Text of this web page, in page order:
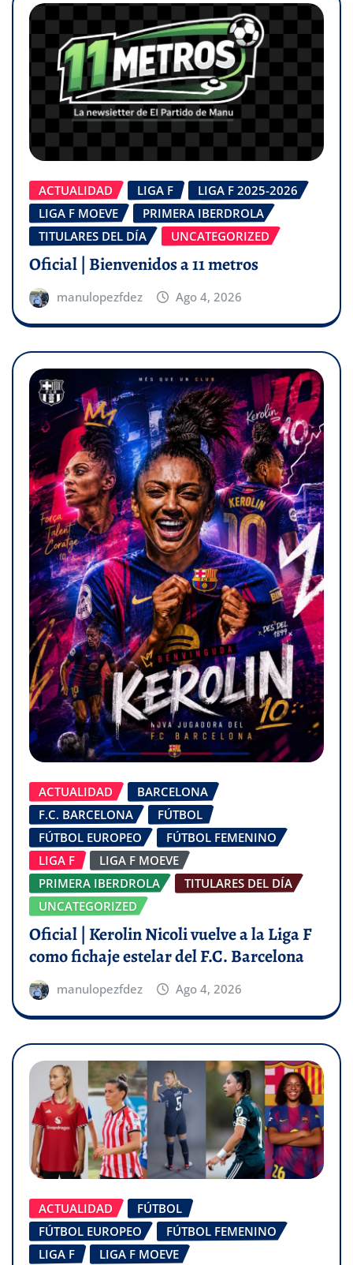
ACTUALIDAD LIGA F
LIGA F 2025-2026
LIGA F MOEVE
PRIMERA IBERDROLA
TITULARES DEL DÍA
UNCATEGORIZED
Oficial | Bienvenidos a 11 metros
manulopezfdez Ago 4, 2026
ACTUALIDAD
BARCELONA
F.C. BARCELONA
FÚTBOL
FÚTBOL EUROPEO
FÚTBOL FEMENINO
LIGA F
LIGA F MOEVE
PRIMERA IBERDROLA
TITULARES DEL DÍA
UNCATEGORIZED
Oficial | Kerolin Nicoli vuelve a la Liga F
como fichaje estelar del F.C. Barcelona
manulopezfdez Ago 4, 2026
ACTUALIDAD
FÚTBOL
FÚTBOL EUROPEO
FÚTBOL FEMENINO
LIGA F
LIGA F MOEVE